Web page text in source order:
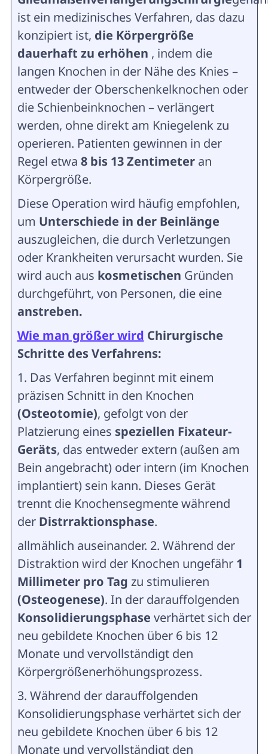
ist ein medizinisches Verfahren, das dazu
konzipiert ist, die Körpergröße
dauerhaft zu erhöhen , indem die
langen Knochen in der Nähe des Knies –
entweder der Oberschenkelknochen oder
die Schienbeinknochen – verlängert
werden, ohne direkt am Kniegelenk zu
operieren. Patienten gewinnen in der
Regel etwa 8 bis 13 Zentimeteran
Körpergröße.
Diese Operation wird häufig empfohlen,
um Unterschiede in der Beinlänge
auszugleichen, die durch Verletzungen
oder Krankheiten verursacht wurden. Sie
wird auch aus kosmetischen Gründen
durchgeführt, von Personen, die eine
anstreben.
Wie man größer wird Chirurgische
Schritte des Verfahrens:
1. Das Verfahren beginnt mit einem
präzisen Schnitt in den Knochen
(Osteotomie), gefolgt von der
Platzierung eines speziellen Fixateur-
Geräts, das entweder extern (außen am
Bein angebracht) oder intern (im Knochen
implantiert) sein kann. Dieses Gerät
trennt die Knochensegmente während
derDistrraktionsphase.
allmählich auseinander. 2. Während der
Distraktion wird der Knochen ungefähr 1
Millimeter pro Tag zu stimulieren
(Osteogenese). In der darauffolgenden
Konsolidierungsphase verhärtet sich der
neu gebildete Knochen über 6 bis 12
Monate und vervollständigt den
Körpergrößenerhöhungsprozess.
3. Während der darauffolgenden
Konsolidierungsphase verhärtet sich der
neu gebildete Knochen über 6 bis 12
Monate und vervollständigt den